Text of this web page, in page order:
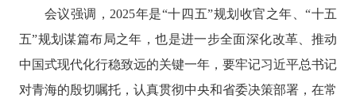
会议强调， 2025年是“十四五”规划收官之年、“十五
五”规划谋篇布局之年，也是进一步全面深化改革、推动
中国式现代化行稳致远的关键一年，要牢记习近平总书记
对青海的殷切嘱托，认真贯彻中央和省委决策部署，在常